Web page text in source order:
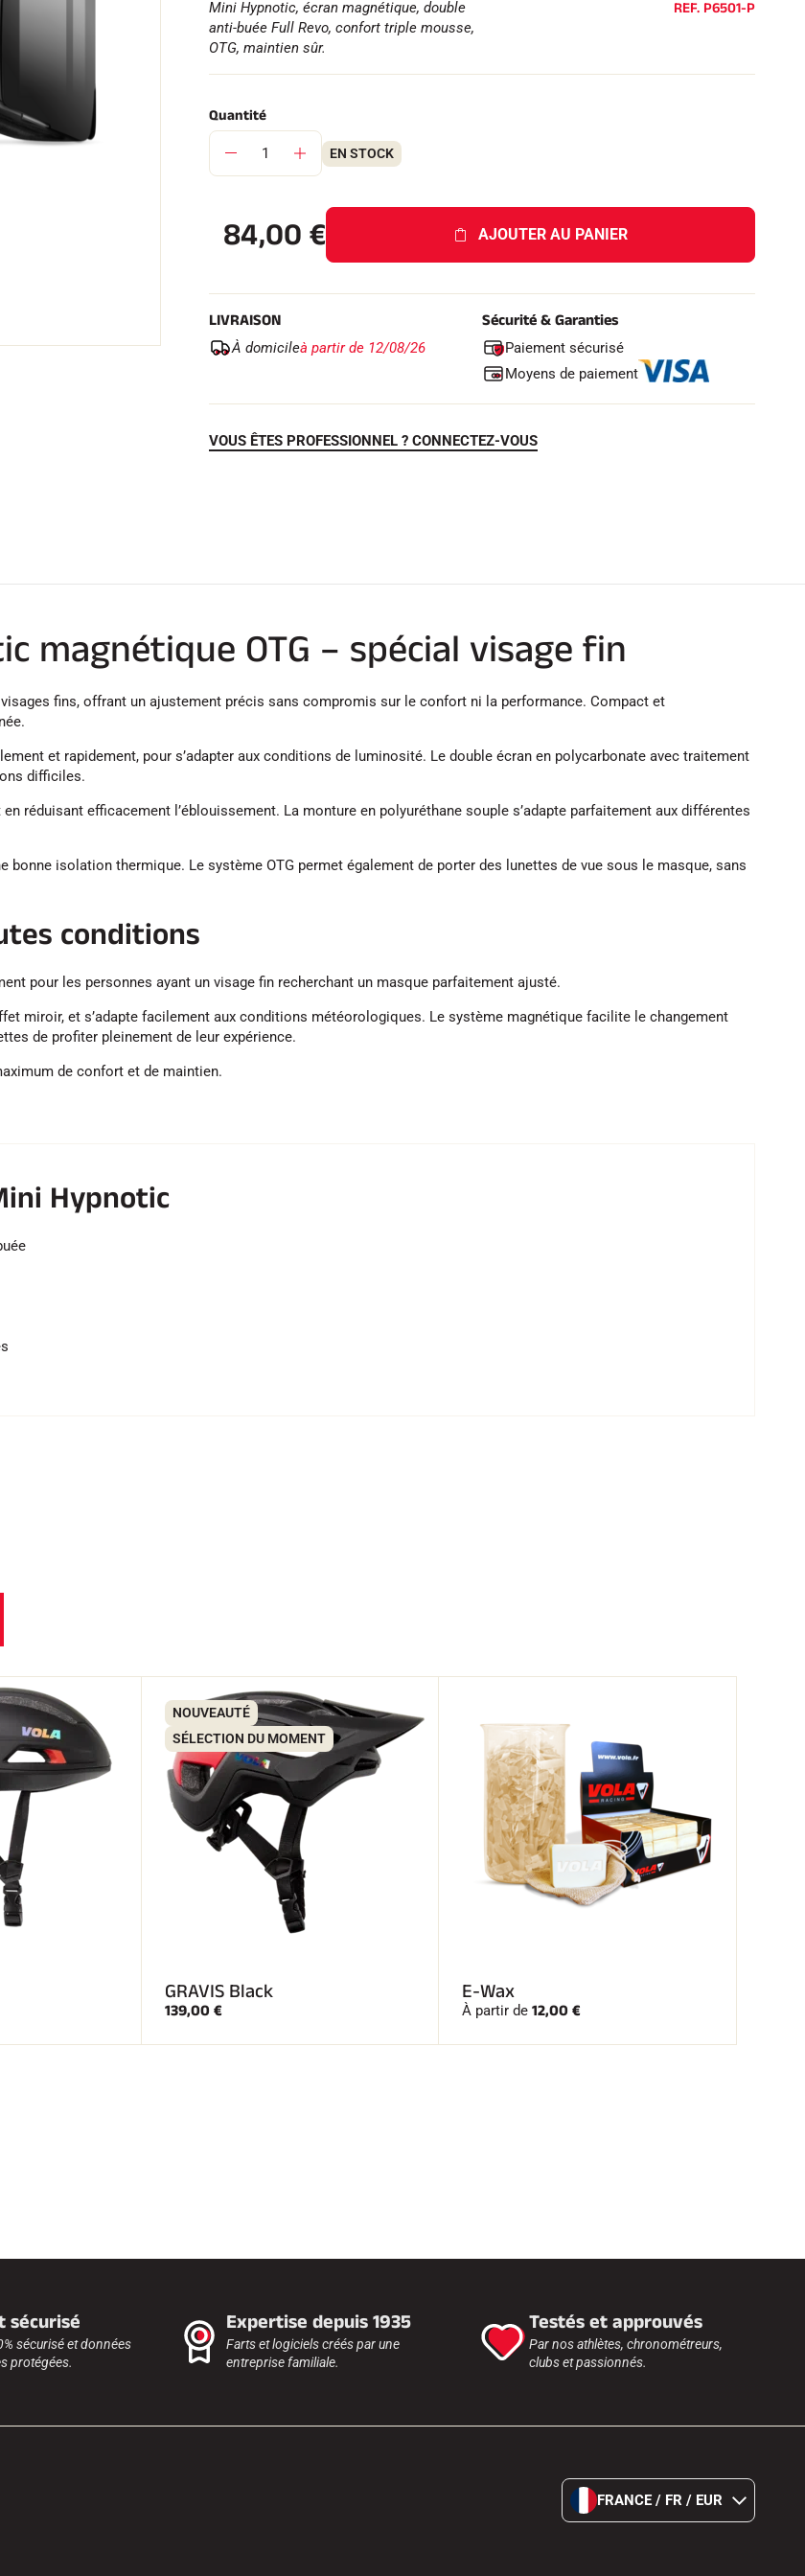
SKI DE FOND
Mini Hypnotic, écran magnétique, double
anti-buée Full Revo, confort triple mousse,
OTG, maintien sûr.
REF. P6501-P
Quantité
EN STOCK
84,00€ AJOUTER AU PANIER
LIVRAISON
À domicileà partir de 12/08/26
Sécurité & Garanties
Paiement sécurisé
Moyens de paiement
VOUS ÊTES PROFESSIONNEL ? CONNECTEZ-VOUS
magnétique OTG – spécial visage fin
fins, offrant un ajustement précis sans compromis sur le confort ni la performance. Compact et
et rapidement, pour s’adapter aux conditions de luminosité. Le double écran en polycarbonate avec traitement
difficiles.
réduisant efficacement l’éblouissement. La monture en polyuréthane souple s’adapte parfaitement aux différentes
isolation thermique. Le système OTG permet également de porter des lunettes de vue sous le masque, sans
conditions
pour les personnes ayant un visage fin recherchant un masque parfaitement ajusté.
miroir, et s’adapte facilement aux conditions météorologiques. Le système magnétique facilite le changement
de profiter pleinement de leur expérience.
de confort et de maintien.
Hypnotic
NOUVEAUTÉ
SÉLECTION DU MOMENT
GRAVIS Black
139,00 €
E-Wax
À partir de 12,00 €
sécurisé
sécurisé et données
protégées.
Expertise depuis 1935
Farts et logiciels créés par une
entreprise familiale.
Testés et approuvés
Par nos athlètes, chronométreurs,
clubs et passionnés.
FRANCE / FR / EUR